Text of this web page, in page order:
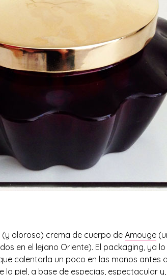
olorosa) crema de cuerpo deAmouge
en el lejano Oriente). El packaging, ya
calentarla un poco en las manos antes
piel, a base de especias, espectacular